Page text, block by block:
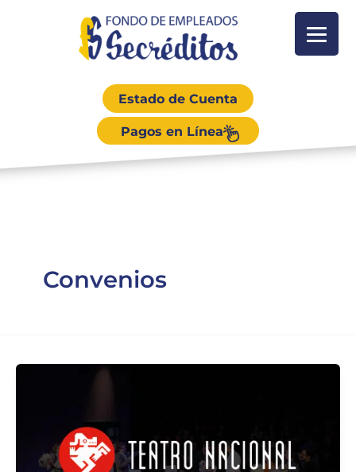
Estado de Cuenta
Pagos en Línea
Convenios